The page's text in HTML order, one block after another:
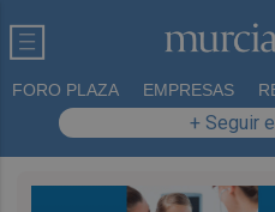
FORO PLAZA EMPRESAS
+ Seguir